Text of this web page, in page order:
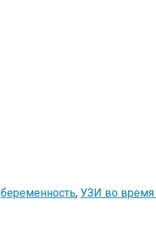
беременность, УЗИ во время